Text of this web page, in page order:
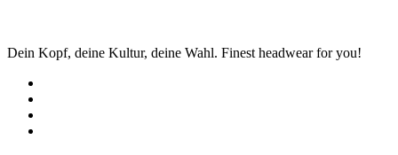
Dein Kopf, deine Kultur, deine Wahl. Finest headwear for you!